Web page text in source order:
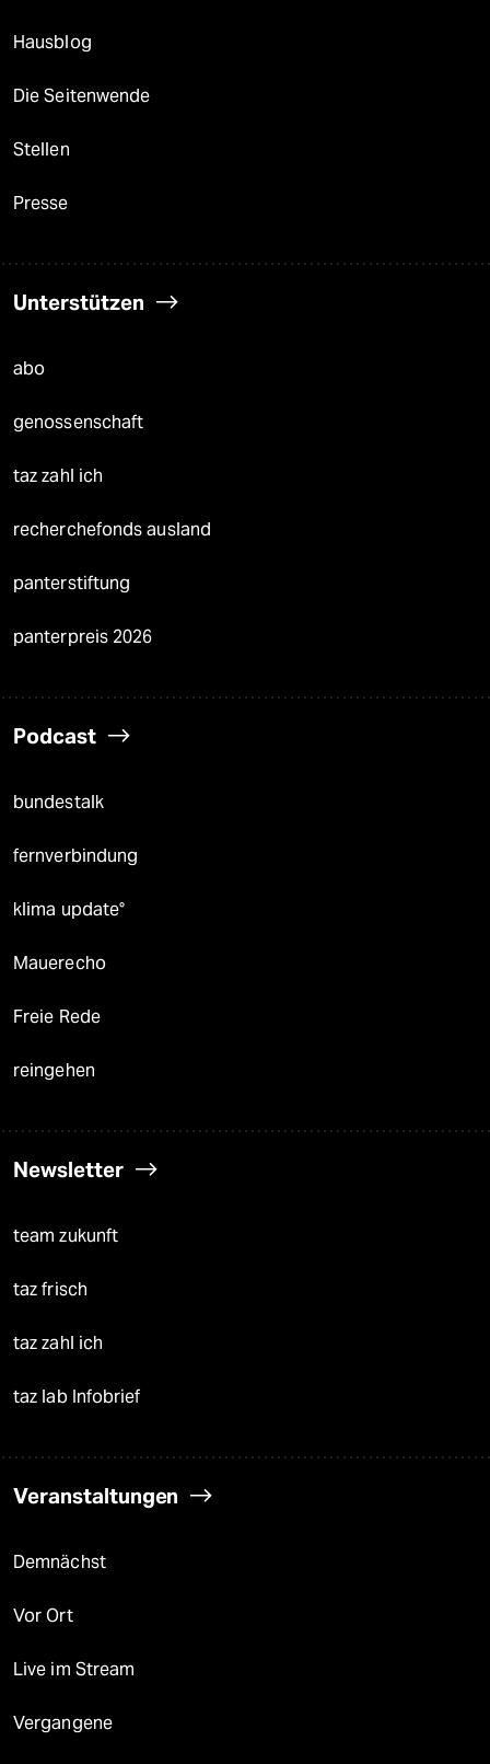
Hausblog
Die Seitenwende
Stellen
Presse
Unterstützen
abo
genossenschaft
taz zahl ich
recherchefonds ausland
panterstiftung
panterpreis 2026
Podcast
bundestalk
fernverbindung
klima update°
Mauerecho
Freie Rede
reingehen
Newsletter
team zukunft
taz frisch
taz zahl ich
taz lab Infobrief
Veranstaltungen
Demnächst
Vor Ort
Live im Stream
Vergangene